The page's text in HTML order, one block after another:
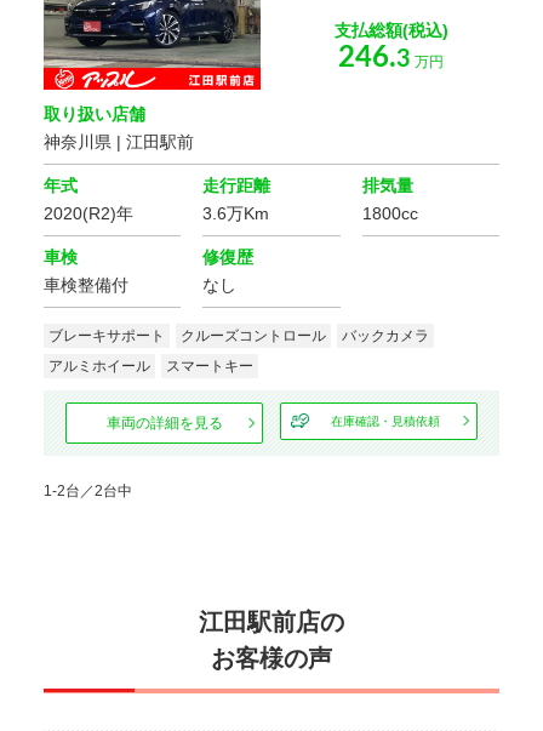
もっと詳しく
修復歴
ミッション
駆動方式
エンジン種別
該当車
この条件で検索する
設定をクリア
支払総額(税込)
246.3 万円
取り扱い店舗
神奈川県 | 江田駅前
年式
2020(R2)年
走行距離
3.6万Km
排気量
1800cc
車検
車検整備付
修復歴
なし
ブレーキサポート クルーズコントロール
バックカメラ
アルミホイール
スマートキー
車両の詳細を見る 在庫確認・見積依頼
1-2台／2台中
江田駅前店の
お客様の声